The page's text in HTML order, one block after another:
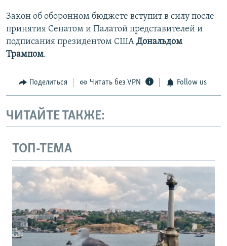
Закон об оборонном бюджете вступит в силу после
принятия Сенатом и Палатой представителей и
подписания президентом США Дональдом
Трампом.
Поделиться Читать без VPN Follow us
ЧИТАЙТЕ ТАКЖЕ:
ТОП-ТЕМА